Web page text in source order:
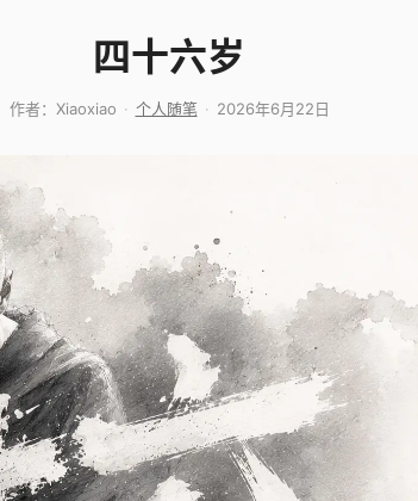
四十六岁
作者： Xiaoxiao 个人随笔 2026年6月22日